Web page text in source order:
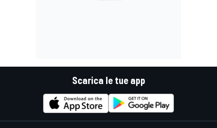
Scarica le tue app